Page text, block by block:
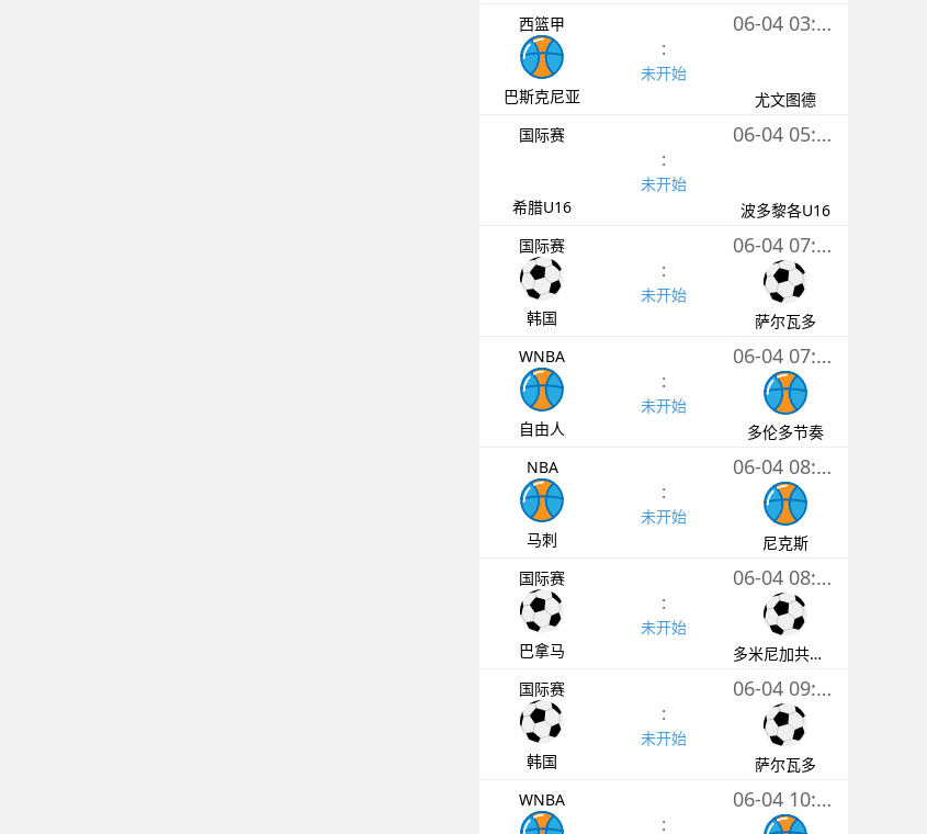
西篮甲
巴斯克尼亚
:
未开始
06-04 03:00
尤文图德
国际赛
希腊U16
:
未开始
06-04 05:30
波多黎各U16
国际赛
韩国
:
未开始
06-04 07:00
萨尔瓦多
WNBA
自由人
:
未开始
06-04 07:30
多伦多节奏
NBA
马刺
:
未开始
06-04 08:30
尼克斯
国际赛
巴拿马
:
未开始
06-04 08:45
多米尼加共和国
国际赛
韩国
:
未开始
06-04 09:00
萨尔瓦多
WNBA
:
06-04 10:00